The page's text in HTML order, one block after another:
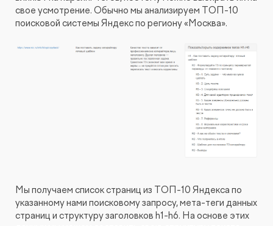
свое усмотрение. Обычно мы анализируем ТОП-10
поисковой системы Яндекс по региону «Москва».
Мы получаем список страниц из ТОП-10 Яндекса по
указанному нами поисковому запросу, мета-теги данных
страниц и структуру заголовков h1-h6. На основе этих